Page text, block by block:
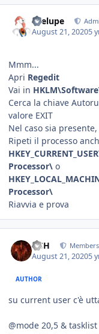
Toelupe
August 21, 20205
Mmm...
Apri Regedit
Vai in
Cerca la chiave
valore EXIT
Nel caso sia
Ripeti il processo
Processor\ o
Processor\
Riavvia e prova
HSH Members
August 21, 20205
AUTHOR
su current user c'è
@mode 20,5 &